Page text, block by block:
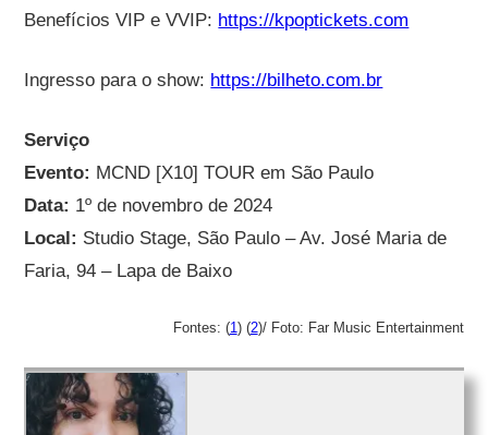
Benefícios VIP e VVIP: https://kpoptickets.com
Ingresso para o show: https://bilheto.com.br
Serviço
Evento: MCND [X10] TOUR em São Paulo
Data: 1º de novembro de 2024
Local: Studio Stage, São Paulo – Av. José Maria de
Faria, 94 – Lapa de Baixo
Fontes: (1) (2)/ Foto: Far Music Entertainment